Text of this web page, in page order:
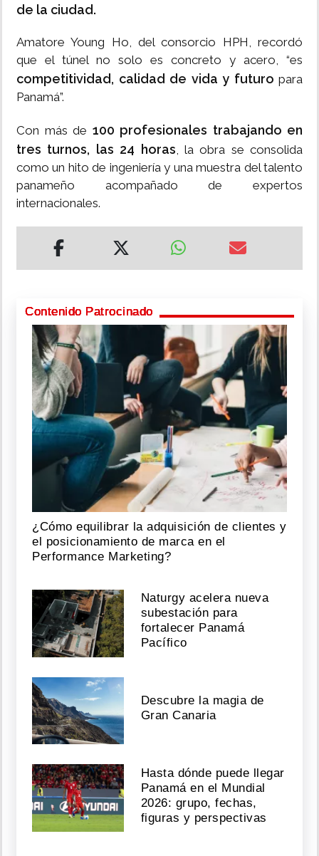
de la ciudad.
Amatore Young Ho, del consorcio HPH, recordó
que el túnel no solo es concreto y acero, “es
competitividad, calidad de vida y futuro para
Panamá”.
Con más de 100 profesionales trabajando en
tres turnos, las 24 horas, la obra se consolida
como un hito de ingeniería y una muestra del talento
panameño acompañado de expertos
internacionales.
Contenido Patrocinado
¿Cómo equilibrar la adquisición de clientes y
el posicionamiento de marca en el
Performance Marketing?
Naturgy acelera nueva
subestación para
fortalecer Panamá
Pacífico
Descubre la magia de
Gran Canaria
Hasta dónde puede llegar
Panamá en el Mundial
2026: grupo, fechas,
figuras y perspectivas